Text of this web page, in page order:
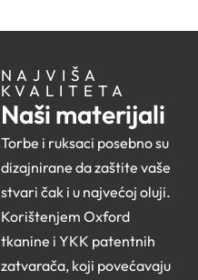
NAJVIŠA
KVALITETA
Naši materijali
Torbe i ruksaci posebno su
dizajnirane da zaštite vaše
stvari čak i u najvećoj oluji.
Korištenjem Oxford
tkanine i YKK patentnih
zatvarača, koji povećavaju